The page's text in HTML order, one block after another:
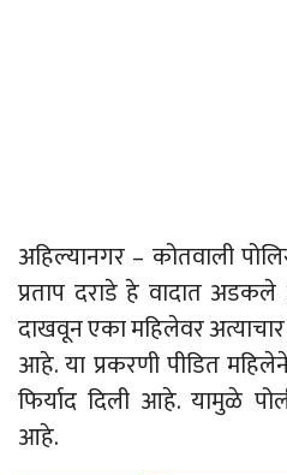
अहिल्यानगर – कोतवाली
प्रताप दराडे हे वादात
दाखवून एका महिलेवर
आहे. या प्रकरणी पीडित
फिर्याद दिली आहे. यामुळे
आहे.